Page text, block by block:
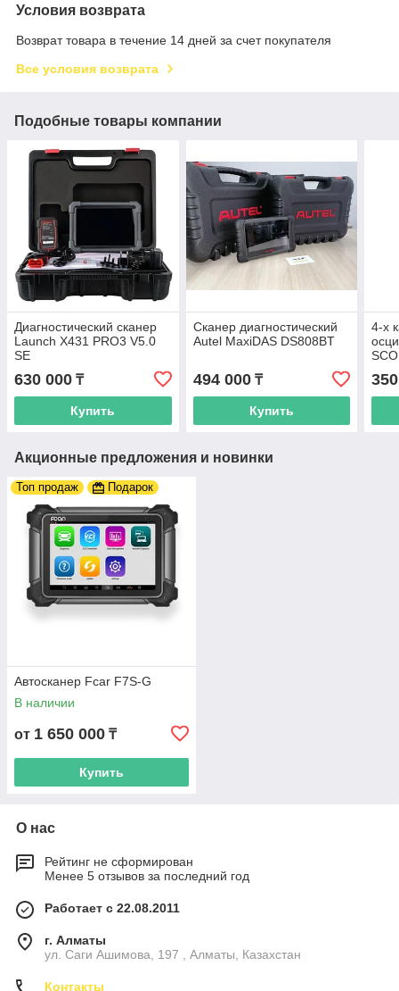
Условия возврата
Возврат товара в течение 14 дней за счет покупателя
Все условия возврата
Подобные товары компании
Диагностический сканер
Launch X431 PRO3 V5.0
SE
630 000 ₸
Купить
Сканер диагностический
Autel MaxiDAS DS808BT
494 000₸
Купить
4-х
Акционные предложения и новинки
Топ продаж Подарок
Автосканер Fcar F7S-G
В наличии
от 1 650 000 ₸
Купить
О нас
Рейтинг не сформирован
Менее 5 отзывов за последний год
Работает с 22.08.2011
г. Алматы
ул. Саги Ашимова, 197 , Алматы, Казахстан
Контакты